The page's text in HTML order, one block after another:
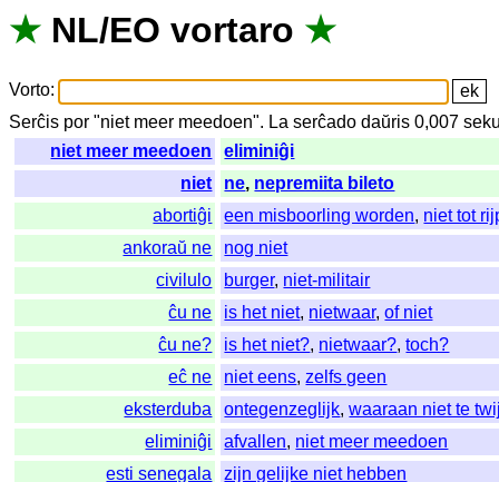
★ NL/EO vortaro ★
Vorto:
Serĉis por "niet meer meedoen". La serĉado daŭris 0,007
niet meer meedoen
eliminiĝi
niet
ne, nepremiita bileto
abortiĝi
een misboorling worden, niet tot
ankoraŭ ne
nog niet
civilulo
burger, niet-militair
ĉu ne
is het niet, nietwaar,of niet
ĉu ne?
is het niet?, nietwaar?,toch?
eĉ ne
niet eens,zelfs geen
eksterduba
ontegenzeglijk,waaraan niet te
eliminiĝi
afvallen, niet meer meedoen
esti senegala
zijn gelijke niet hebben